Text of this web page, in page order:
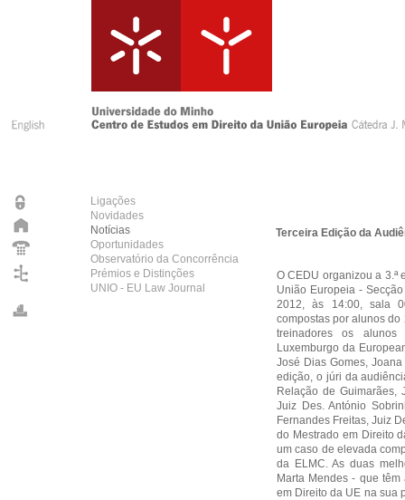
Ligações
Novidades
Notícias
Oportunidades
Observatório da Concorrência
Prémios e Distinções
UNIO - EU Law Journal
Terceira Edição da
O CEDU organizou a 3.ª
União Europeia -
2012, às 14:00, sala
compostas por alunos do
treinadores os
Luxemburgo da
José Dias Gomes,
edição, o júri da
Relação de Guimarães,
Juiz Des. António
Fernandes Freitas, Juiz
do Mestrado em Direito
um caso de elevada
da ELMC. As duas
Marta Mendes - que
em Direito da UE na sua